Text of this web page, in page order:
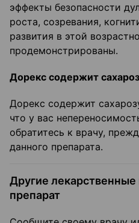
эффекты безопасности
роста, созревания,
развития в этой
продемонстрированы.
Дорекс содержит
Дорекс содержит
что у вас
обратитесь к врачу,
данного препарата.
Другие
препарат